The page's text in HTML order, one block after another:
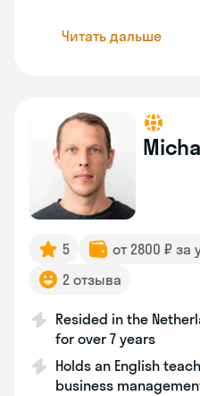
Читать дальше
5 от 2800 ₽ за
2 отзыва
Resided in the
for over 7 years
Holds an English
business